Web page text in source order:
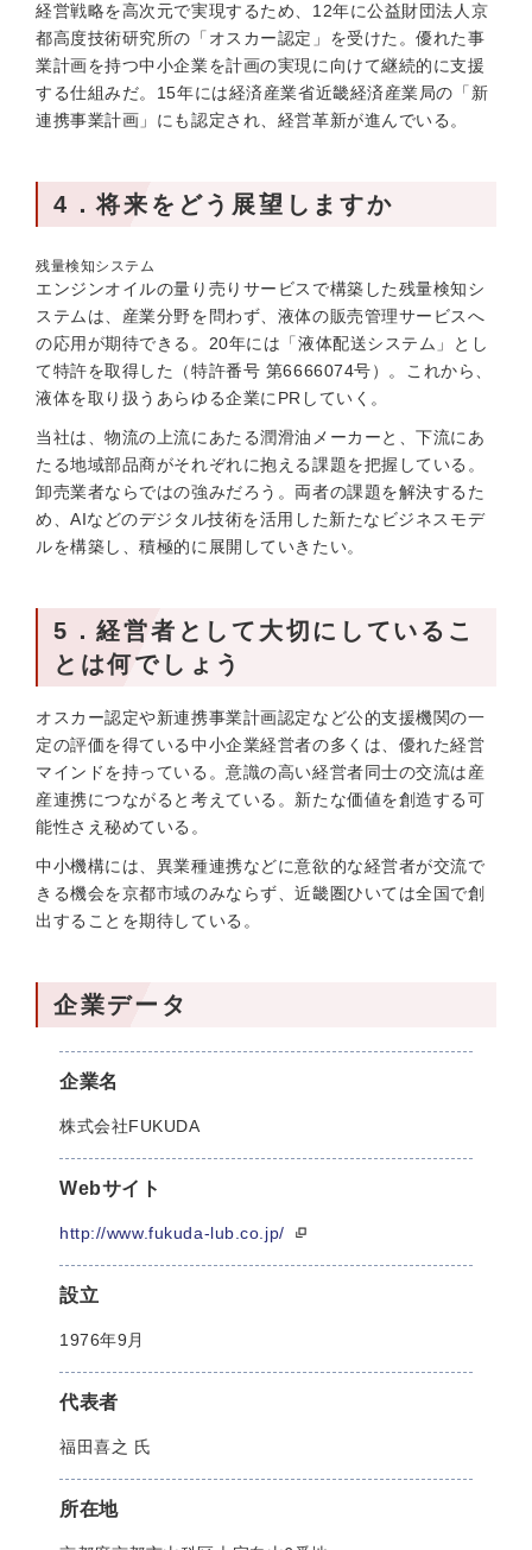
経営戦略を高次元で実現するため、12年に公益財団法人京
都高度技術研究所の「オスカー認定」を受けた。優れた事
業計画を持つ中小企業を計画の実現に向けて継続的に支援
する仕組みだ。15年には経済産業省近畿経済産業局の「新
連携事業計画」にも認定され、経営革新が進んでいる。
4．将来をどう展望しますか
残量検知システム
エンジンオイルの量り売りサービスで構築した残量検知シ
ステムは、産業分野を問わず、液体の販売管理サービスへ
の応用が期待できる。20年には「液体配送システム」とし
て特許を取得した（特許番号 第6666074号）。これから、
液体を取り扱うあらゆる企業にPRしていく。
当社は、物流の上流にあたる潤滑油メーカーと、下流にあ
たる地域部品商がそれぞれに抱える課題を把握している。
卸売業者ならではの強みだろう。両者の課題を解決するた
め、AIなどのデジタル技術を活用した新たなビジネスモデ
ルを構築し、積極的に展開していきたい。
5．経営者として大切にしているこ
とは何でしょう
オスカー認定や新連携事業計画認定など公的支援機関の一
定の評価を得ている中小企業経営者の多くは、優れた経営
マインドを持っている。意識の高い経営者同士の交流は産
産連携につながると考えている。新たな価値を創造する可
能性さえ秘めている。
中小機構には、異業種連携などに意欲的な経営者が交流で
きる機会を京都市域のみならず、近畿圏ひいては全国で創
出することを期待している。
企業データ
企業名
株式会社FUKUDA
Webサイト
http://www.fukuda-lub.co.jp/
設立
1976年9月
代表者
福田喜之 氏
所在地